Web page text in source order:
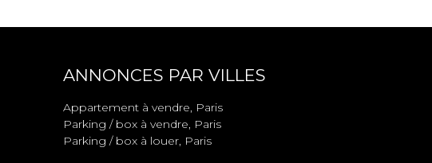
ANNONCES PAR VILLES
Appartement à vendre, Paris
Parking / box à vendre, Paris
Parking / box à louer, Paris